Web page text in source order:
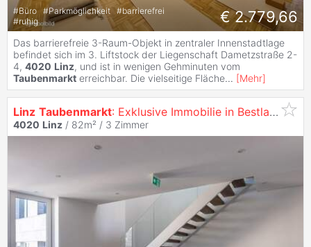
#Büro #Parkmöglichkeit #barrierefrei
#ruhig € 2.779,66
Das barrierefreie 3-Raum-Objekt in zentraler Innenstadtlage
befindet sich im 3. Liftstock der Liegenschaft Dametzstraße 2-
4, 4020 Linz, und ist in wenigen Gehminuten vom
Taubenmarkt erreichbar. Die vielseitige Fläche... [Mehr]
Linz Taubenmarkt: Exklusive Immobilie in Bestlage - Perfekt Für Praxis und Büro
4020 Linz / 82m² / 3 Zimmer